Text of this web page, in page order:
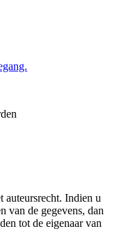
auteursrecht. Indien u
van de gegevens, dan
tot de eigenaar van